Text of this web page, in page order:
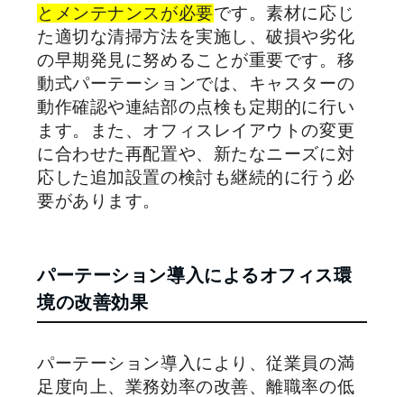
とメンテナンスが必要です。素材に応じ
た適切な清掃方法を実施し、破損や劣化
の早期発見に努めることが重要です。移
動式パーテーションでは、キャスターの
動作確認や連結部の点検も定期的に行い
ます。また、オフィスレイアウトの変更
に合わせた再配置や、新たなニーズに対
応した追加設置の検討も継続的に行う必
要があります。
パーテーション導入によるオフィス環
境の改善効果
パーテーション導入により、従業員の満
足度向上、業務効率の改善、離職率の低